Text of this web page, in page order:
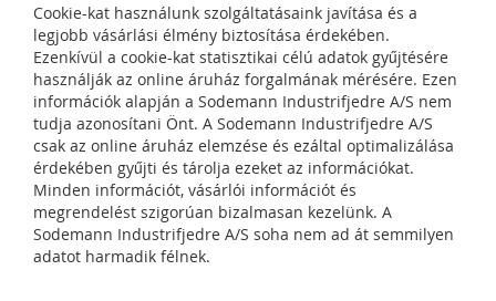
Cookie-kat használunk szolgáltatásaink javítása és a
legjobb vásárlási élmény biztosítása érdekében.
Ezenkívül a cookie-kat statisztikai célú adatok gyűjtésére
használják az online áruház forgalmának mérésére. Ezen
információk alapján a Sodemann Industrifjedre A/S nem
tudja azonosítani Önt. A Sodemann Industrifjedre A/S
csak az online áruház elemzése és ezáltal optimalizálása
érdekében gyűjti és tárolja ezeket az információkat.
Minden információt, vásárlói információt és
megrendelést szigorúan bizalmasan kezelünk. A
Sodemann Industrifjedre A/S soha nem ad át semmilyen
adatot harmadik félnek.